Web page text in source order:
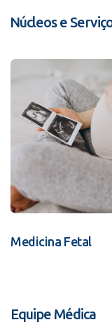
Núcleos e
Medicina Fetal
Equipe Médica